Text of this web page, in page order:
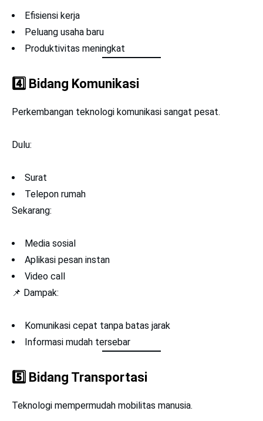
Efisiensi kerja
Peluang usaha baru
Produktivitas meningkat
4️⃣ Bidang Komunikasi
Perkembangan teknologi komunikasi sangat pesat.
Dulu:
Surat
Telepon rumah
Sekarang:
Media sosial
Aplikasi pesan instan
Video call
📌 Dampak:
Komunikasi cepat tanpa batas jarak
Informasi mudah tersebar
5️⃣ Bidang Transportasi
Teknologi mempermudah mobilitas manusia.